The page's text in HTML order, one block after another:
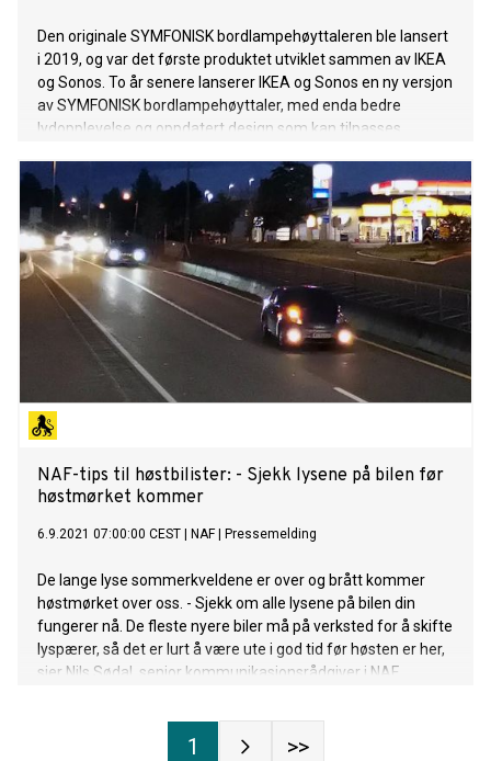
Den originale SYMFONISK bordlampehøyttaleren ble lansert
i 2019, og var det første produktet utviklet sammen av IKEA
og Sonos. To år senere lanserer IKEA og Sonos en ny versjon
av SYMFONISK bordlampehøyttaler, med enda bedre
lydopplevelse og oppdatert design som kan tilpasses.
NAF-tips til høstbilister: - Sjekk lysene på bilen før
høstmørket kommer
6.9.2021 07:00:00 CEST NAF| Pressemelding
De lange lyse sommerkveldene er over og brått kommer
høstmørket over oss. - Sjekk om alle lysene på bilen din
fungerer nå. De fleste nyere biler må på verksted for å skifte
lyspærer, så det er lurt å være ute i god tid før høsten er her,
sier Nils Sødal, senior kommunikasjonsrådgiver i NAF.
1 >>